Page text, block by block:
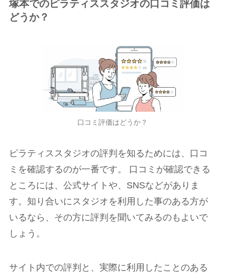
塚本でのピラティススタジオの口コミ評価は
どうか？
口コミ評価はどうか？
ピラティススタジオの評判を知るためには、口コ
ミを確認するのが一番です。 口コミが確認できる
ところには、公式サイトや、SNSなどがありま
す。知り合いにスタジオを利用した事のある方が
いるなら、その方に評判を聞いてみるのもよいで
しょう。
サイト内での評判と、実際に利用したことのある